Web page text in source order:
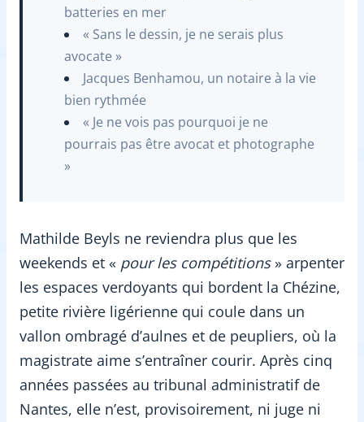
batteries en mer
« Sans le dessin, je ne serais plus
avocate »
Jacques Benhamou, un notaire à la vie
bien rythmée
« Je ne vois pas pourquoi je ne
pourrais pas être avocat et photographe
»
Mathilde Beyls ne reviendra plus que les
weekends et « pour les compétitions» arpenter
les espaces verdoyants qui bordent la Chézine,
petite rivière ligérienne qui coule dans un
vallon ombragé d’aulnes et de peupliers, où la
magistrate aime s’entraîner courir. Après cinq
années passées au tribunal administratif de
Nantes, elle n’est, provisoirement, ni juge ni